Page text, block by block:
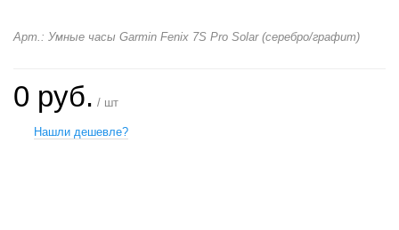
Арт.: Умные часы Garmin Fenix 7S Pro Solar (серебро/графит)
0 руб. / шт
Нашли дешевле?